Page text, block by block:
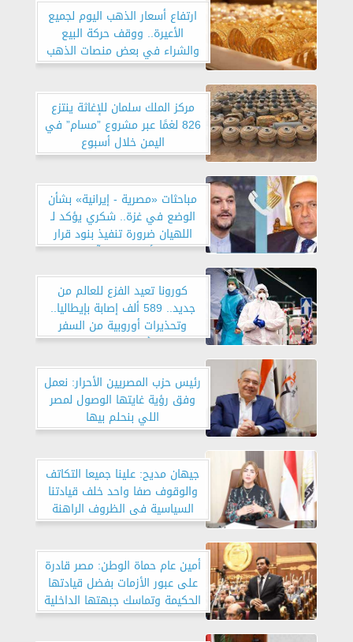
ارتفاع أسعار الذهب اليوم لجميع
الأعيرة.. ووقف حركة البيع
والشراء في بعض منصات الذهب
الإلكترونية
مركز الملك سلمان للإغاثة ينتزع
826 لغمًا عبر مشروع ”مسام” في
اليمن خلال أسبوع
مباحثات «مصرية - إيرانية» بشأن
الوضع في غزة.. شكري يؤكد لـ
اللهيان ضرورة تنفيذ بنود قرار
مجلس الأمن لوجود آلية لتيسير
كورونا تعيد الفزع للعالم من
جديد.. 589 ألف إصابة بإيطاليا..
وتحذيرات أوروبية من السفر
لتركيا.. وأمريكا تستعد لويلات
رئيس حزب المصريين الأحرار: نعمل
وفق رؤية غايتها الوصول لمصر
اللي بنحلم بيها
جيهان مديح: علينا جميعا التكاتف
والوقوف صفا واحد خلف قيادتنا
السياسية فى الظروف الراهنة
أمين عام حماة الوطن: مصر قادرة
على عبور الأزمات بفضل قيادتها
الحكيمة وتماسك جبهتها الداخلية